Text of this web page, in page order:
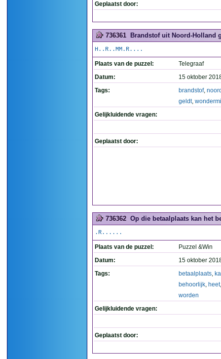
Geplaatst door:
736361 Brandstof uit Noord-Holland
H..R..MM.R....
Plaats van de puzzel:
Telegraaf
Datum:
15 oktober
Tags:
brandstof,
geldt,
Gelijkluidende vragen:
Geplaatst door:
736362 Op die betaalplaats kan het
.R......
Plaats van de puzzel:
Puzzel &Win
Datum:
15 oktober
Tags:
betaalplaats,
behoorlijk, heet
worden
Gelijkluidende vragen:
Geplaatst door: